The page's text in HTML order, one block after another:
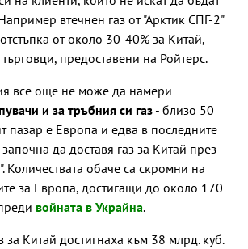
втечнен газ от "Арктик СПГ-2"
от около 30-40% за Китай,
предоставени на Ройтерс.
все още не може да намери
и за тръбния си газ - близо 50
пазар е Европа и едва в последните
да доставя газ за Китай през
Количествата обаче са скромни на
за Европа, достигащи до около 170
войната в Украйна.
за Китай достигнаха към 38 млрд. куб.